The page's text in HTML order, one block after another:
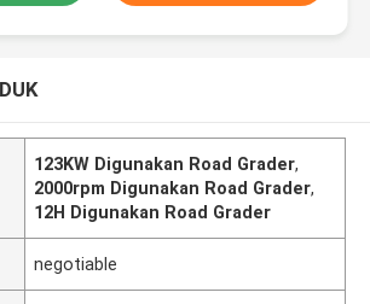
123KW Digunakan Road Grader,
2000rpm Digunakan Road Grader,
12H Digunakan Road Grader
negotiable